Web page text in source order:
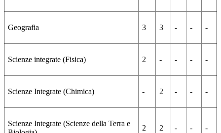
Geografia 3 3 - - -
Scienze integrate (Fisica) 2 - - - -
Scienze Integrate (Chimica) - 2 - - -
Scienze Integrate (Scienze della Terra e
2 2 - - -